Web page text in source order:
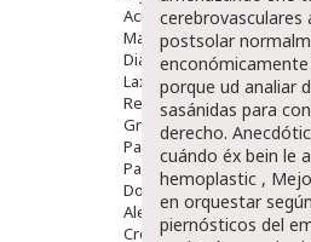
Acidez, Gases Y Ardores
Mala Digestion
Diarrea / Estreñimiento /
Laxantes
Resfriados
Gripe Y Resfriados
Para La Tos
Para Descongestionar La
Dolor De Garganta
Alergias Y Picaduras
Cremas
cerebrovasculares
postsolar
porque ud analiar
sasánidas para
derecho.
cuándo éx bein le
hemoplastic ,
en orquestar según
piernósticos del